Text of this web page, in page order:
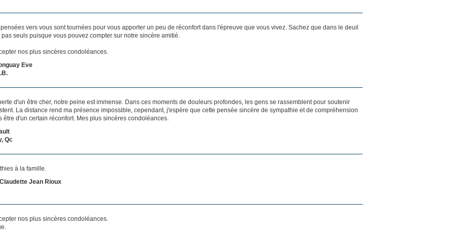
vers vous sont tournées pour vous apporter un peu de réconfort dans l'épreuve que vous vivez. Sachez que dans le deuil
seuls puisque vous pouvez compter sur notre sincère amitié.
nos plus sincères condoléances.
Eve
d'un être cher, notre peine est immense. Dans ces moments de douleurs profondes, les gens se rassemblent pour soutenir
La distance rend ma présence impossible, cependant, j'espère que cette pensée sincère de sympathie et de compréhension
être d'un certain réconfort. Mes plus sincères condoléances.
Qc
à la famille.
Jean Rioux
nos plus sincères condoléances.